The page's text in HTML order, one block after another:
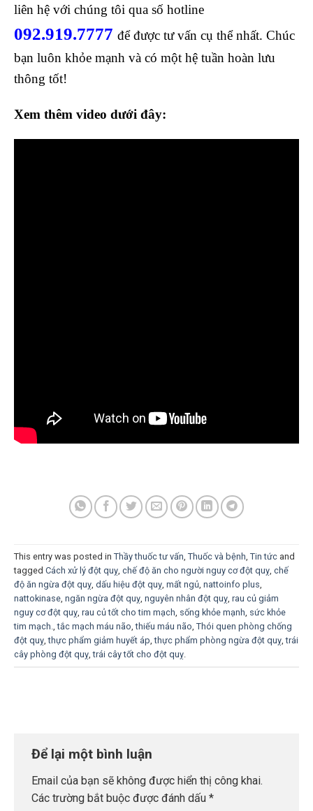
liên hệ với chúng tôi qua số hotline
092.919.7777 để được tư vấn cụ thể nhất. Chúc
bạn luôn khỏe mạnh và có một hệ tuần hoàn lưu
thông tốt!
Xem thêm video dưới đây:
This entry was posted in Thầy thuốc tư vấn Thuốc và bệnh Tin tức and
tagged Cách xử lý đột quỵ chế độ ăn cho người nguy cơ đột quỵ chế
độ ăn ngừa đột quỵ dấu hiệu đột quỵ mất ngủ nattoinfo plus
nattokinase ngăn ngừa đột quỵ nguyên nhân đột quỵ rau củ giảm
nguy cơ đột quỵ rau củ tốt cho tim mạch sống khỏe mạnh sức khỏe
tim mạch. ,tắc mạch máu não ,thiếu máu não Thói quen phòng chống
đột quỵ ,thực phẩm giảm huyết áp ,thực phẩm phòng ngừa đột quỵ ,trái
cây phòng đột quỵ ,trái cây tốt cho đột quỵ
Để lại một bình luận
Email của bạn sẽ không được hiển thị công khai.
Các trường bắt buộc được đánh dấu *